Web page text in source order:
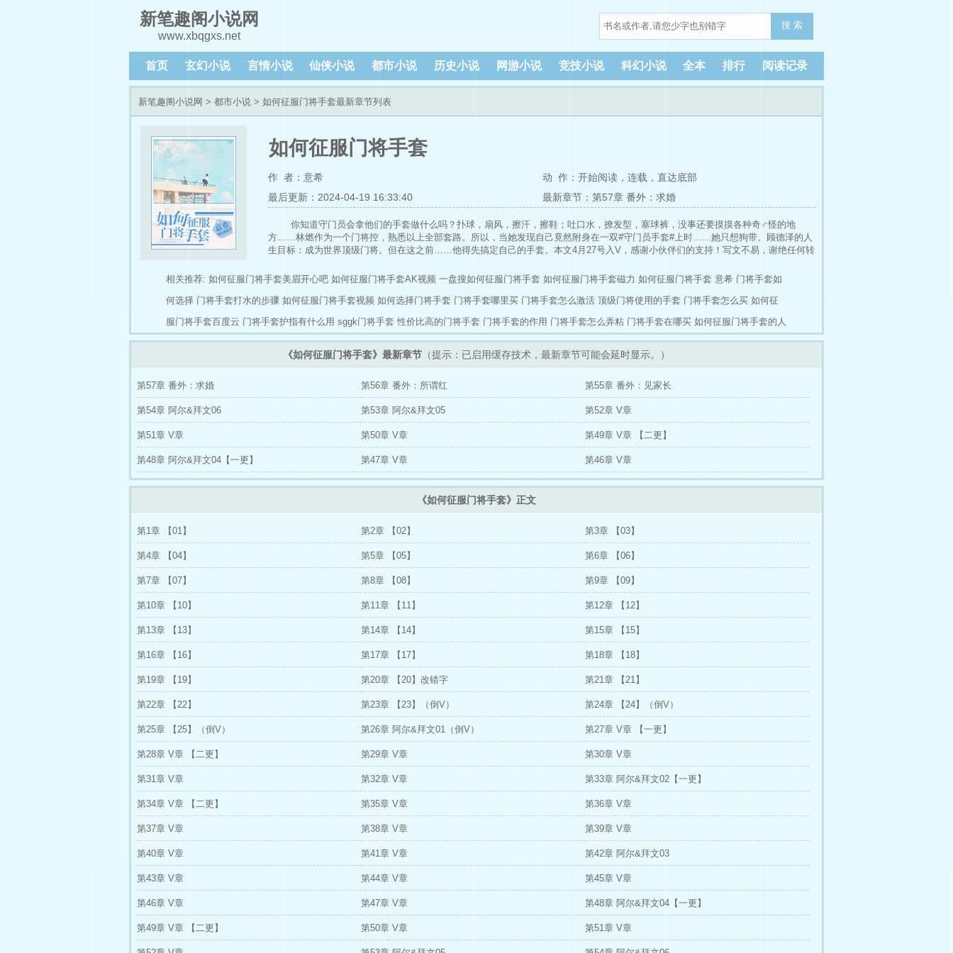
新笔趣阁小说网
www.xbqgxs.net
搜 索
首页 玄幻小说 言情小说 仙侠小说 都市小说 历史小说 网游小说 竞技小说 科幻小说 全本 排行 阅读记录
新笔趣阁小说网 > 都市小说 > 如何征服门将手套最新章节列表
如何征服门将手套
作 者：意希 动 作： 开始阅读，连载， 直达底部
最后更新：2024-04-19 16:33:40
最新章节：第57章 番外：求婚
你知道守门员会拿他们的手套做什么吗？扑球，扇风，擦汗，擦鞋；吐口水，撩发型，塞球裤，没事还要摸摸各种奇♂怪的地
方……林燃作为一个门将控，熟悉以上全部套路。所以，当她发现自己竟然附身在一双#守门员手套#上时……她只想狗带。顾德泽的人
生目标：成为世界顶级门将。但在这之前……他得先搞定自己的手套。本文4月27号入V，感谢小伙伴们的支持！写文不易，谢绝任何转
分；更新时间09:00，其他时间多为捉虫。小广告时间现言预收 《过牧不忘》苦逼超忆症牧不忘同影预收 [综英美]生死有命 C/综英美]生
却不是我
相关推荐: 如何征服门将手套美眉开心吧 如何征服门将手套AK视频 一盘搜如何征服门将手套 如何征服门将手套磁力 如何征服门将手套 意希 门将手套如
何选择 门将手套打水的步骤 如何征服门将手套视频 如何选择门将手套 门将手套哪里买 门将手套怎么激活 顶级门将使用的手套 门将手套怎么买 如何征
服门将手套百度云 门将手套护指有什么用 sggk门将手套 性价比高的门将手套 门将手套的作用 门将手套怎么弄粘 门将手套在哪买 如何征服门将手套的人
《如何征服门将手套》最新章节 （提示：已启用缓存技术，最新章节可能会延时显示。）
第57章 番外：求婚 第56章 番外：所谓红 第55章 番外：见家长
第54章 阿尔&拜文06 第53章 阿尔&拜文05 第52章 V章
第51章 V章 第50章 V章 第49章 V章 【二更】
第48章 阿尔&拜文04【一更】 第47章 V章 第46章 V章
《如何征服门将手套》正文
第1章 【01】 第2章 【02】 第3章 【03】
第4章 【04】 第5章 【05】 第6章 【06】
第7章 【07】 第8章 【08】 第9章 【09】
第10章 【10】 第11章 【11】 第12章 【12】
第13章 【13】 第14章 【14】 第15章 【15】
第16章 【16】 第17章 【17】 第18章 【18】
第19章 【19】 第20章 【20】改错字 第21章 【21】
第22章 【22】 第23章 【23】（倒V） 第24章 【24】（倒V）
第25章 【25】（倒V） 第26章 阿尔&拜文01（倒V） 第27章 V章 【一更】
第28章 V章 【二更】 第29章 V章 第30章 V章
第31章 V章 第32章 V章 第33章 阿尔&拜文02【一更】
第34章 V章 【二更】 第35章 V章 第36章 V章
第37章 V章 第38章 V章 第39章 V章
第40章 V章 第41章 V章 第42章 阿尔&拜文03
第43章 V章 第44章 V章 第45章 V章
第46章 V章 第47章 V章 第48章 阿尔&拜文04【一更】
第49章 V章 【二更】 第50章 V章 第51章 V章